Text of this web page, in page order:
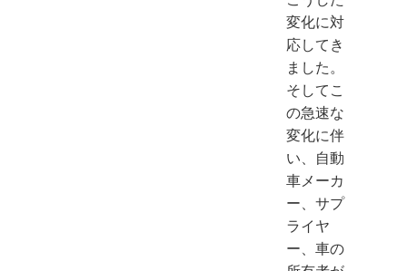
変化に対
応してき
ました。
そしてこ
の急速な
変化に伴
い、自動
車メーカ
ー、サプ
ライヤ
ー、車の